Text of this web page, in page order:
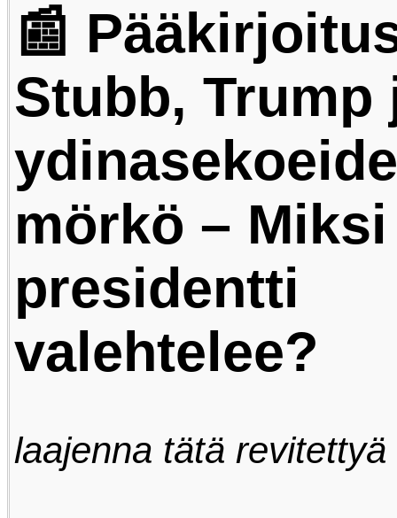
📰
Stubb, Trump
mörkö – Miksi
presidentti
valehtelee?
laajenna tätä revitettyä